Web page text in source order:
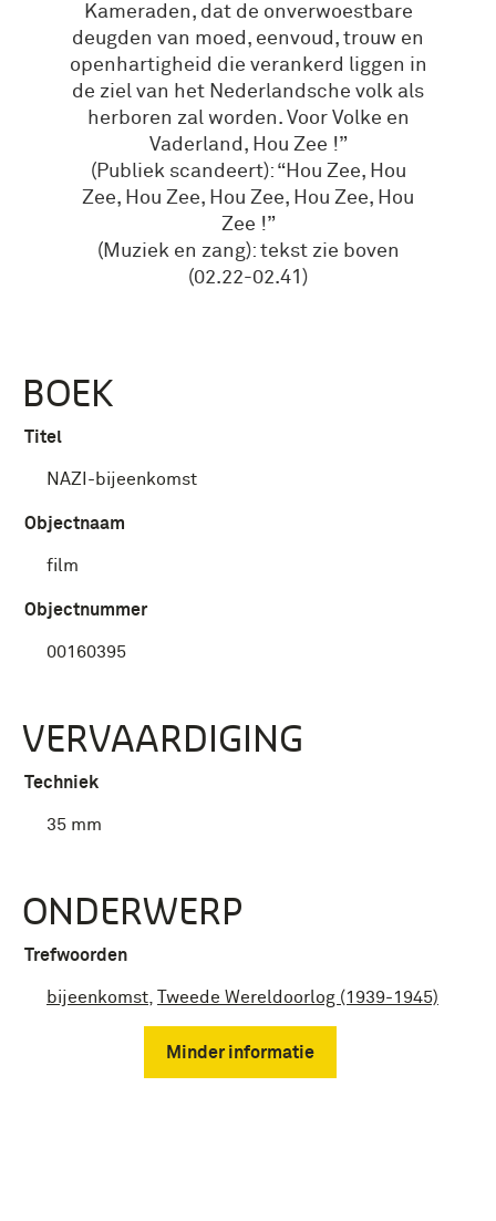
Kameraden, dat de onverwoestbare
deugden van moed, eenvoud, trouw en
openhartigheid die verankerd liggen in
de ziel van het Nederlandsche volk als
herboren zal worden. Voor Volke en
Vaderland, Hou Zee !”
(Publiek scandeert): “Hou Zee, Hou
Zee, Hou Zee, Hou Zee, Hou Zee, Hou
Zee !”
(Muziek en zang): tekst zie boven
(02.22-02.41)
BOEK
Titel
NAZI-bijeenkomst
Objectnaam
film
Objectnummer
00160395
VERVAARDIGING
Techniek
35 mm
ONDERWERP
Trefwoorden
bijeenkomst Tweede Wereldoorlog (1939-1945)
Minder informatie